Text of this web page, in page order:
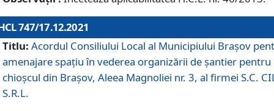
747/17.12.2021
Titlu: Acordul Consiliului Local al Municipiului Braşov
amenajare spațiu în vederea organizării de șantier pentru
chioșcul din Brașov, Aleea Magnoliei nr. 3, al firmei S.C.
S.R.L.